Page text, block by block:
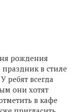
рождения
в стиле
ребят всегда
они хотят
в кафе